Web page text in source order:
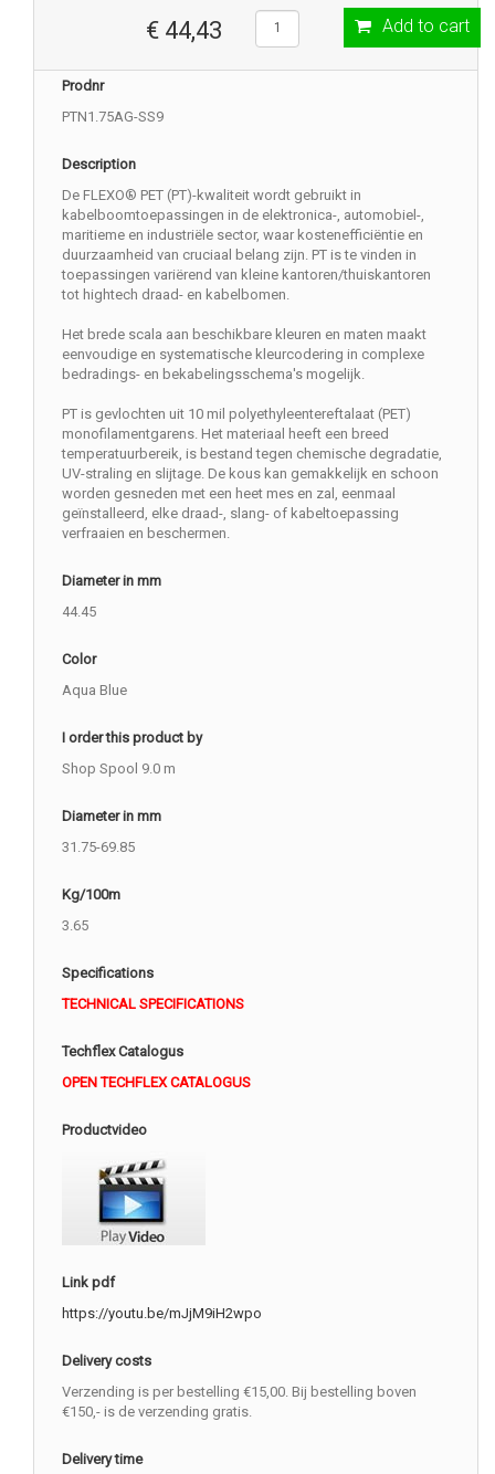
€ 44,43 Add to cart
Prodnr
PTN1.75AG-SS9
Description
De FLEXO® PET (PT)-kwaliteit wordt gebruikt in
kabelboomtoepassingen in de elektronica-, automobiel-,
maritieme en industriële sector, waar kostenefficiëntie en
duurzaamheid van cruciaal belang zijn. PT is te vinden in
toepassingen variërend van kleine kantoren/thuiskantoren
tot hightech draad- en kabelbomen.
Het brede scala aan beschikbare kleuren en maten maakt
eenvoudige en systematische kleurcodering in complexe
bedradings- en bekabelingsschema's mogelijk.
PT is gevlochten uit 10 mil polyethyleentereftalaat (PET)
monofilamentgarens. Het materiaal heeft een breed
temperatuurbereik, is bestand tegen chemische degradatie,
UV-straling en slijtage. De kous kan gemakkelijk en schoon
worden gesneden met een heet mes en zal, eenmaal
geïnstalleerd, elke draad-, slang- of kabeltoepassing
verfraaien en beschermen.
Diameter in mm
44.45
Color
Aqua Blue
I order this product by
Shop Spool 9.0 m
Diameter in mm
31.75-69.85
Kg/100m
3.65
Specifications
TECHNICAL SPECIFICATIONS
Techflex Catalogus
OPEN TECHFLEX CATALOGUS
Productvideo
Link pdf
https://youtu.be/mJjM9iH2wpo
Delivery costs
Verzending is per bestelling €15,00. Bij bestelling boven
€150,- is de verzending gratis.
Delivery time